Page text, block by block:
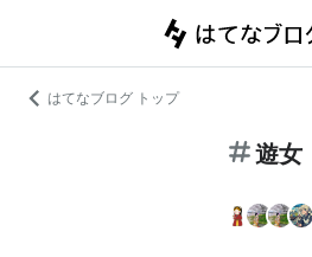
はてなブログ トップ
遊女